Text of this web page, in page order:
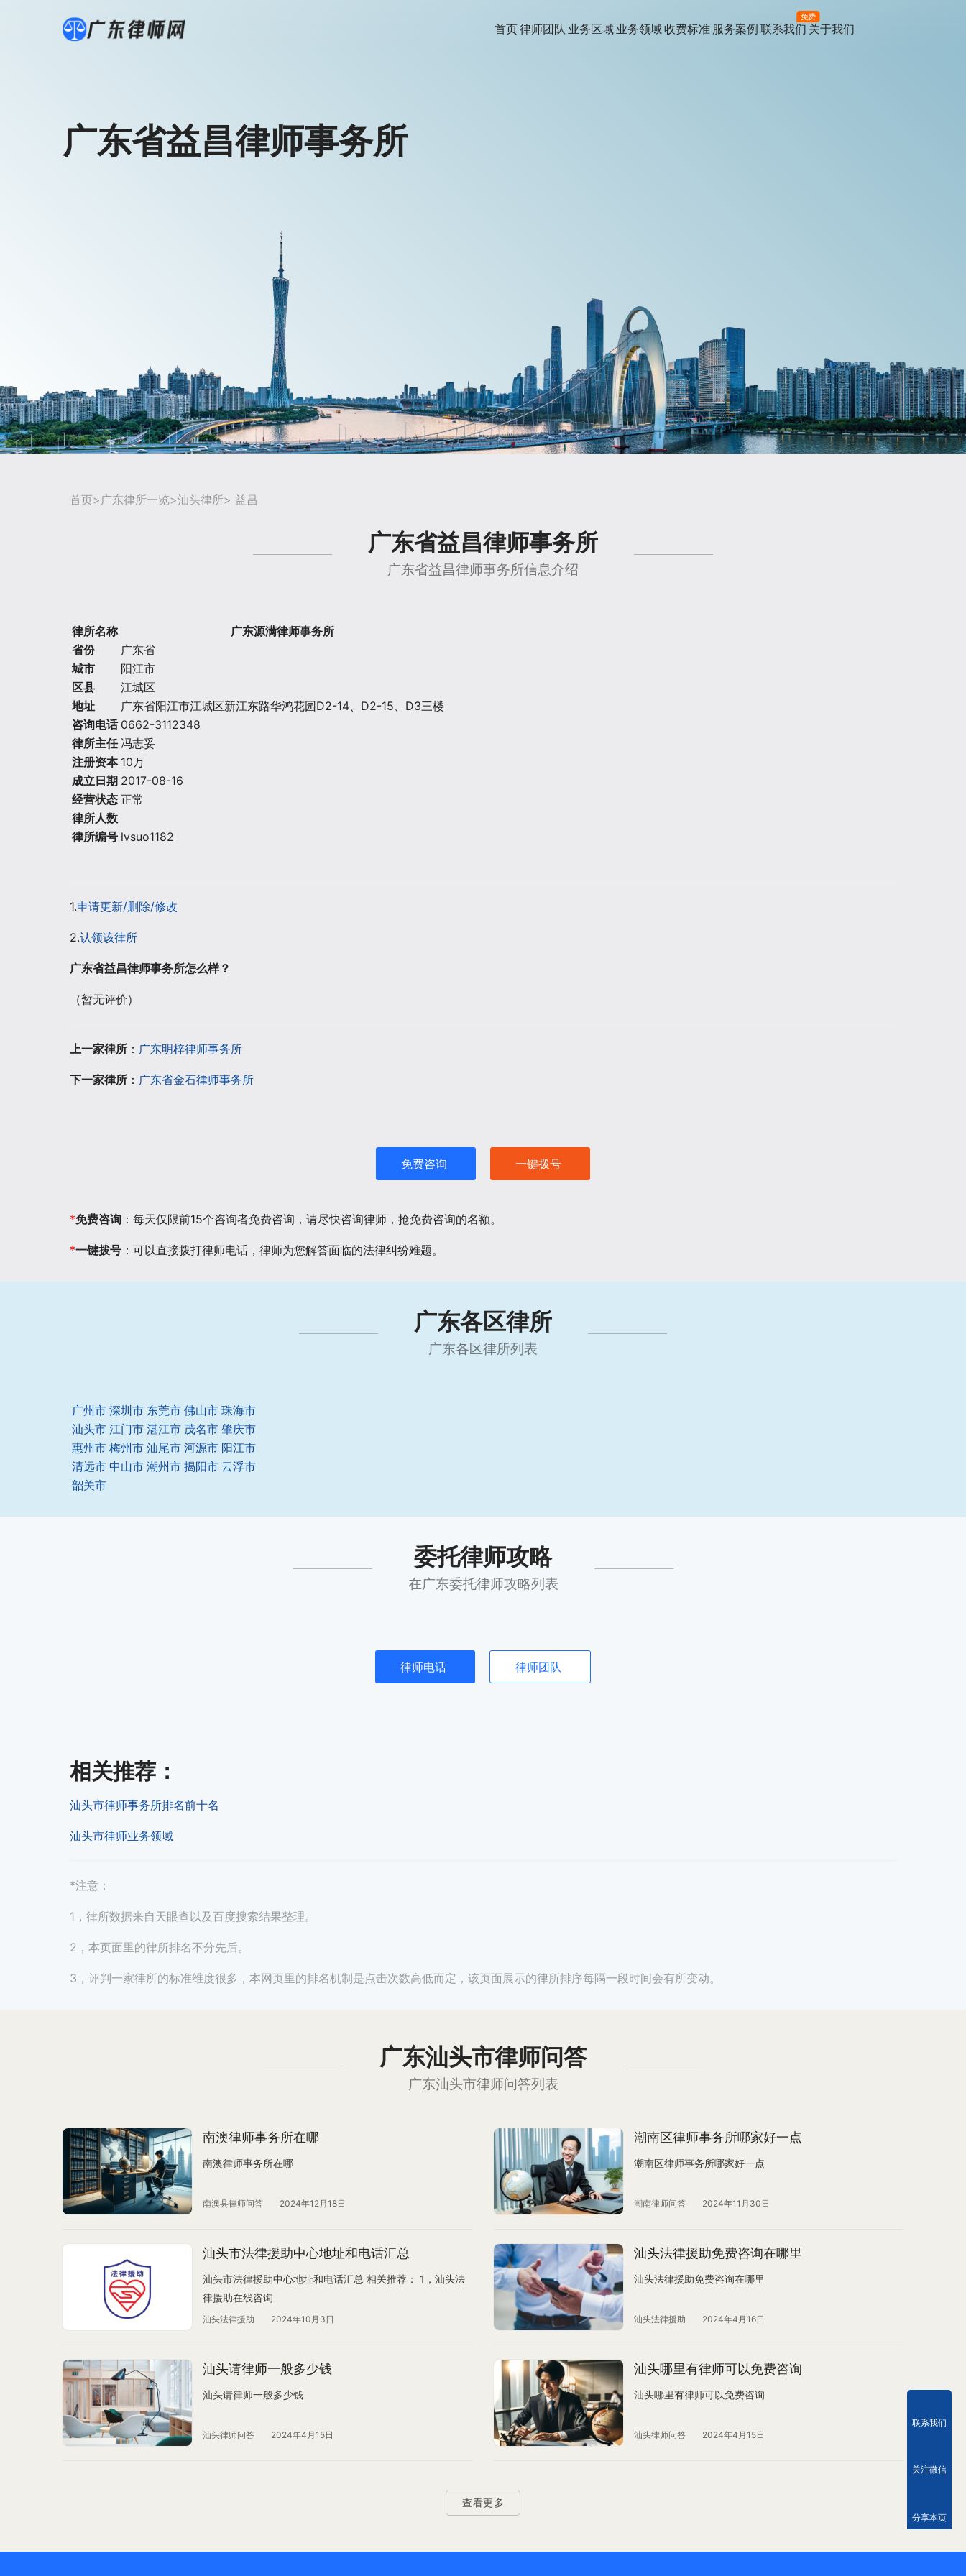
首页律师团队 业务区域 业务领域收费标准 服务案例 联系我们
免费
关于我们
广东省益昌律师事务所
首页> 广东律所一览>汕头律所> 益昌
广东省益昌律师事务所
广东省益昌律师事务所信息介绍
律所名称
广东源满律师事务所
省份
广东省
城市
阳江市
区县
江城区
地址
广东省阳江市江城区新江东路华鸿花园D2-14、D2-15、D3三楼
咨询电话 0662-3112348
律所主任 冯志妥
注册资本 10万
成立日期 2017-08-16
经营状态 正常
律所人数
律所编号 lvsuo1182
1.申请更新/删除/修改
2.认领该律所
广东省益昌律师事务所怎么样？
（暂无评价）
上一家律所 ： 广东明梓律师事务所
下一家律所 ： 广东省金石律师事务所
免费咨询 一键拨号
*免费咨询 ：每天仅限前15个咨询者免费咨询，请尽快咨询律师，抢免费咨询的名额。
*一键拨号 ：可以直接拨打律师电话，律师为您解答面临的法律纠纷难题。
广东各区律所
广东各区律所列表
广州市 深圳市 东莞市 佛山市 珠海市
汕头市 江门市 湛江市 茂名市 肇庆市
惠州市 梅州市 汕尾市 河源市 阳江市
清远市 中山市 潮州市 揭阳市 云浮市
韶关市
委托律师攻略
在广东委托律师攻略列表
律师电话 律师团队
相关推荐 ：
汕头市律师事务所排名前十名
汕头市律师业务领域
*注意：
1，律所数据来自天眼查以及百度搜索结果整理。
2，本页面里的律所排名不分先后。
3，评判一家律所的标准维度很多，本网页里的排名机制是点击次数高低而定，该页面展示的律所排序每隔一段时间会有所变动。
广东汕头市律师问答
广东汕头市律师问答列表
南澳律师事务所在哪
南澳律师事务所在哪
南澳县律师问答 2024年12月18日
潮南区律师事务所哪家好一点
潮南区律师事务所哪家好一点
潮南律师问答 2024年11月30日
汕头市法律援助中心地址和电话汇总
汕头市法律援助中心地址和电话汇总 相关推荐： 1，汕头法
律援助在线咨询
汕头法律援助 2024年10月3日
汕头法律援助免费咨询在哪里
汕头法律援助免费咨询在哪里
汕头法律援助 2024年4月16日
汕头请律师一般多少钱
汕头请律师一般多少钱
汕头律师问答 2024年4月15日
汕头哪里有律师可以免费咨询
汕头哪里有律师可以免费咨询
汕头律师问答 2024年4月15日
查看更多
联系我们
关注微信
分享本页